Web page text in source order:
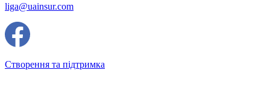
liga@uainsur.com
Створення та підтримка